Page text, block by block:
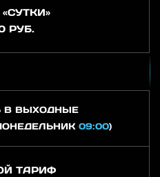
РУБ.
В ВЫХОДНЫЕ
09:00)
ТАРИФ